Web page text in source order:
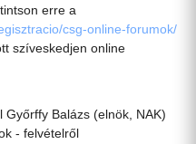
erre a
csg-online-forumok/
szíveskedjen online
Balázs (elnök, NAK)
- felvételről